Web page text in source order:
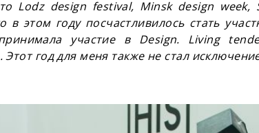
Lodz design festival, Minsk design week,
в этом году посчастливилось стать
участие в Design. Living
Этот год для меня также не стал